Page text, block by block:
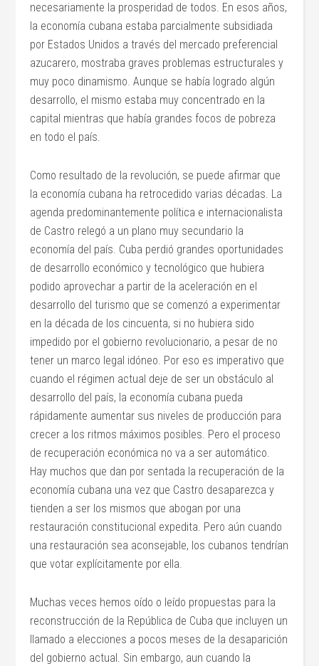
necesariamente la prosperidad de todos. En esos años,
la economía cubana estaba parcialmente subsidiada
por Estados Unidos a través del mercado preferencial
azucarero, mostraba graves problemas estructurales y
muy poco dinamismo. Aunque se había logrado algún
desarrollo, el mismo estaba muy concentrado en la
capital mientras que había grandes focos de pobreza
en todo el país.
Como resultado de la revolución, se puede afirmar que
la economía cubana ha retrocedido varias décadas. La
agenda predominantemente política e internacionalista
de Castro relegó a un plano muy secundario la
economía del país. Cuba perdió grandes oportunidades
de desarrollo económico y tecnológico que hubiera
podido aprovechar a partir de la aceleración en el
desarrollo del turismo que se comenzó a experimentar
en la década de los cincuenta, si no hubiera sido
impedido por el gobierno revolucionario, a pesar de no
tener un marco legal idóneo. Por eso es imperativo que
cuando el régimen actual deje de ser un obstáculo al
desarrollo del país, la economía cubana pueda
rápidamente aumentar sus niveles de producción para
crecer a los ritmos máximos posibles. Pero el proceso
de recuperación económica no va a ser automático.
Hay muchos que dan por sentada la recuperación de la
economía cubana una vez que Castro desaparezca y
tienden a ser los mismos que abogan por una
restauración constitucional expedita. Pero aún cuando
una restauración sea aconsejable, los cubanos tendrían
que votar explícitamente por ella.
Muchas veces hemos oído o leído propuestas para la
reconstrucción de la República de Cuba que incluyen un
llamado a elecciones a pocos meses de la desaparición
del gobierno actual. Sin embargo, aun cuando la